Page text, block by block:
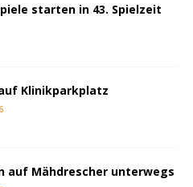
starten in 43. Spielzeit
Klinikparkplatz
auf Mähdrescher unterwegs